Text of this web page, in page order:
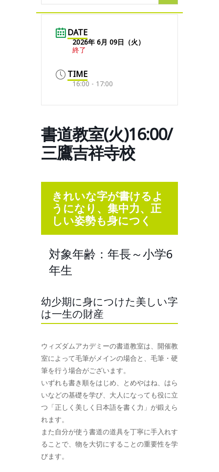
DATE
2026年 6月 09日（火）
終了
TIME
16:00 - 17:00
書道教室(火)16:00/
三鷹吉祥寺校
きれいな字が書けるよ
うになり、集中力、正
しい姿勢も身につく
対象年齢：年長～小学6
年生
幼少期に身につけた美しい字
は一生の財産
ウィズダムアカデミーの書道教室は、開催教
室によって毛筆がメインの場合と、毛筆・硬
筆を行う場合がございます。
いずれも書き順をはじめ、とめやはね、はら
いなどの基礎を学び、大人になっても役に立
つ「正しく美しく日本語を書く力」が鍛えら
れます。
また自分が使う書道の道具を丁寧に手入れす
ることで、物を大切にすることの重要性を学
びます。